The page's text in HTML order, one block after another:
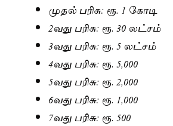
முதல் பரிசு: ரூ. 1 கோடி
2வது பரிசு: ரூ. 30 லட்சம்
3வது பரிசு: ரூ. 5 லட்சம்
4வது பரிசு: ரூ. 5,000
5வது பரிசு: ரூ. 2,000
6வது பரிசு: ரூ. 1,000
7வது பரிசு: ரூ. 500